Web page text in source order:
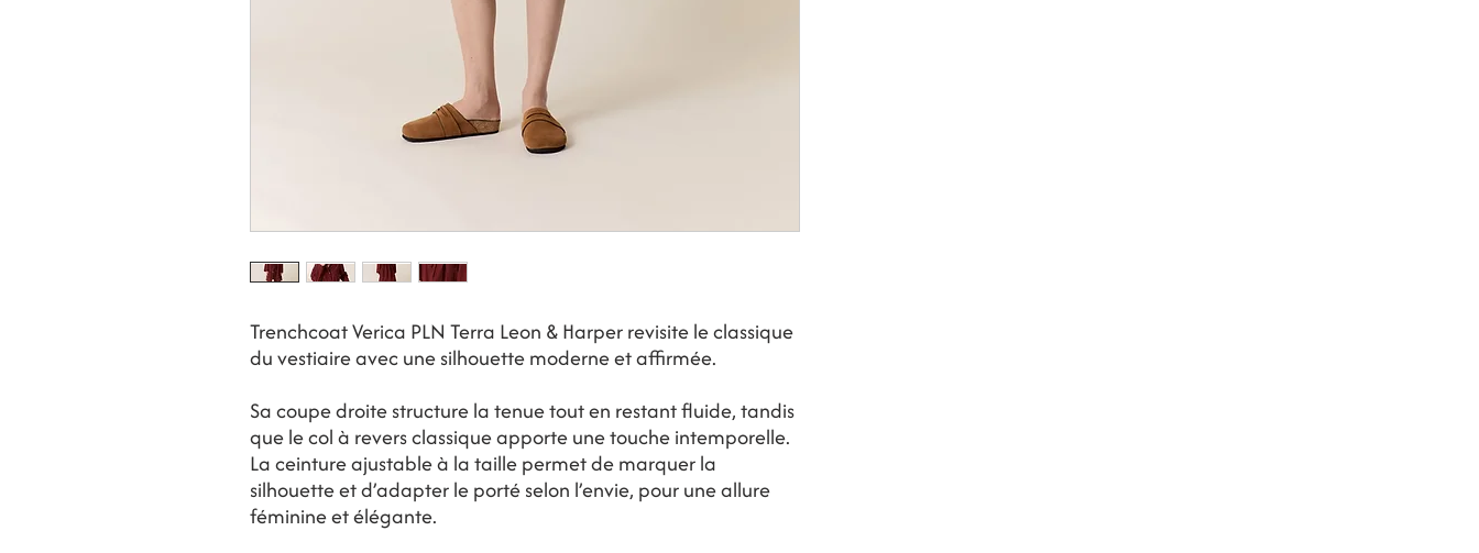
Trenchcoat Verica PLN Terra Leon & Harper revisite le classique
du vestiaire avec une silhouette moderne et affirmée.
Sa coupe droite structure la tenue tout en restant fluide, tandis
que le col à revers classique apporte une touche intemporelle.
La ceinture ajustable à la taille permet de marquer la
silhouette et d’adapter le porté selon l’envie, pour une allure
féminine et élégante.